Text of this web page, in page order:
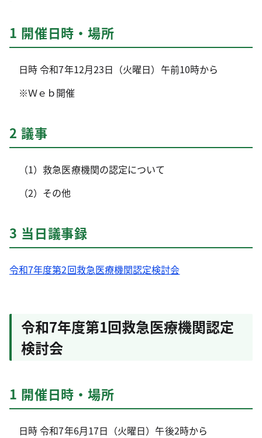
1 開催日時・場所
日時 令和7年12月23日（火曜日）午前10時から
※Ｗｅｂ開催
2 議事
（1）救急医療機関の認定について
（2）その他
3 当日議事録
令和7年度第2回救急医療機関認定検討会
令和7年度第1回救急医療機関認定
検討会
1 開催日時・場所
日時 令和7年6月17日（火曜日）午後2時から